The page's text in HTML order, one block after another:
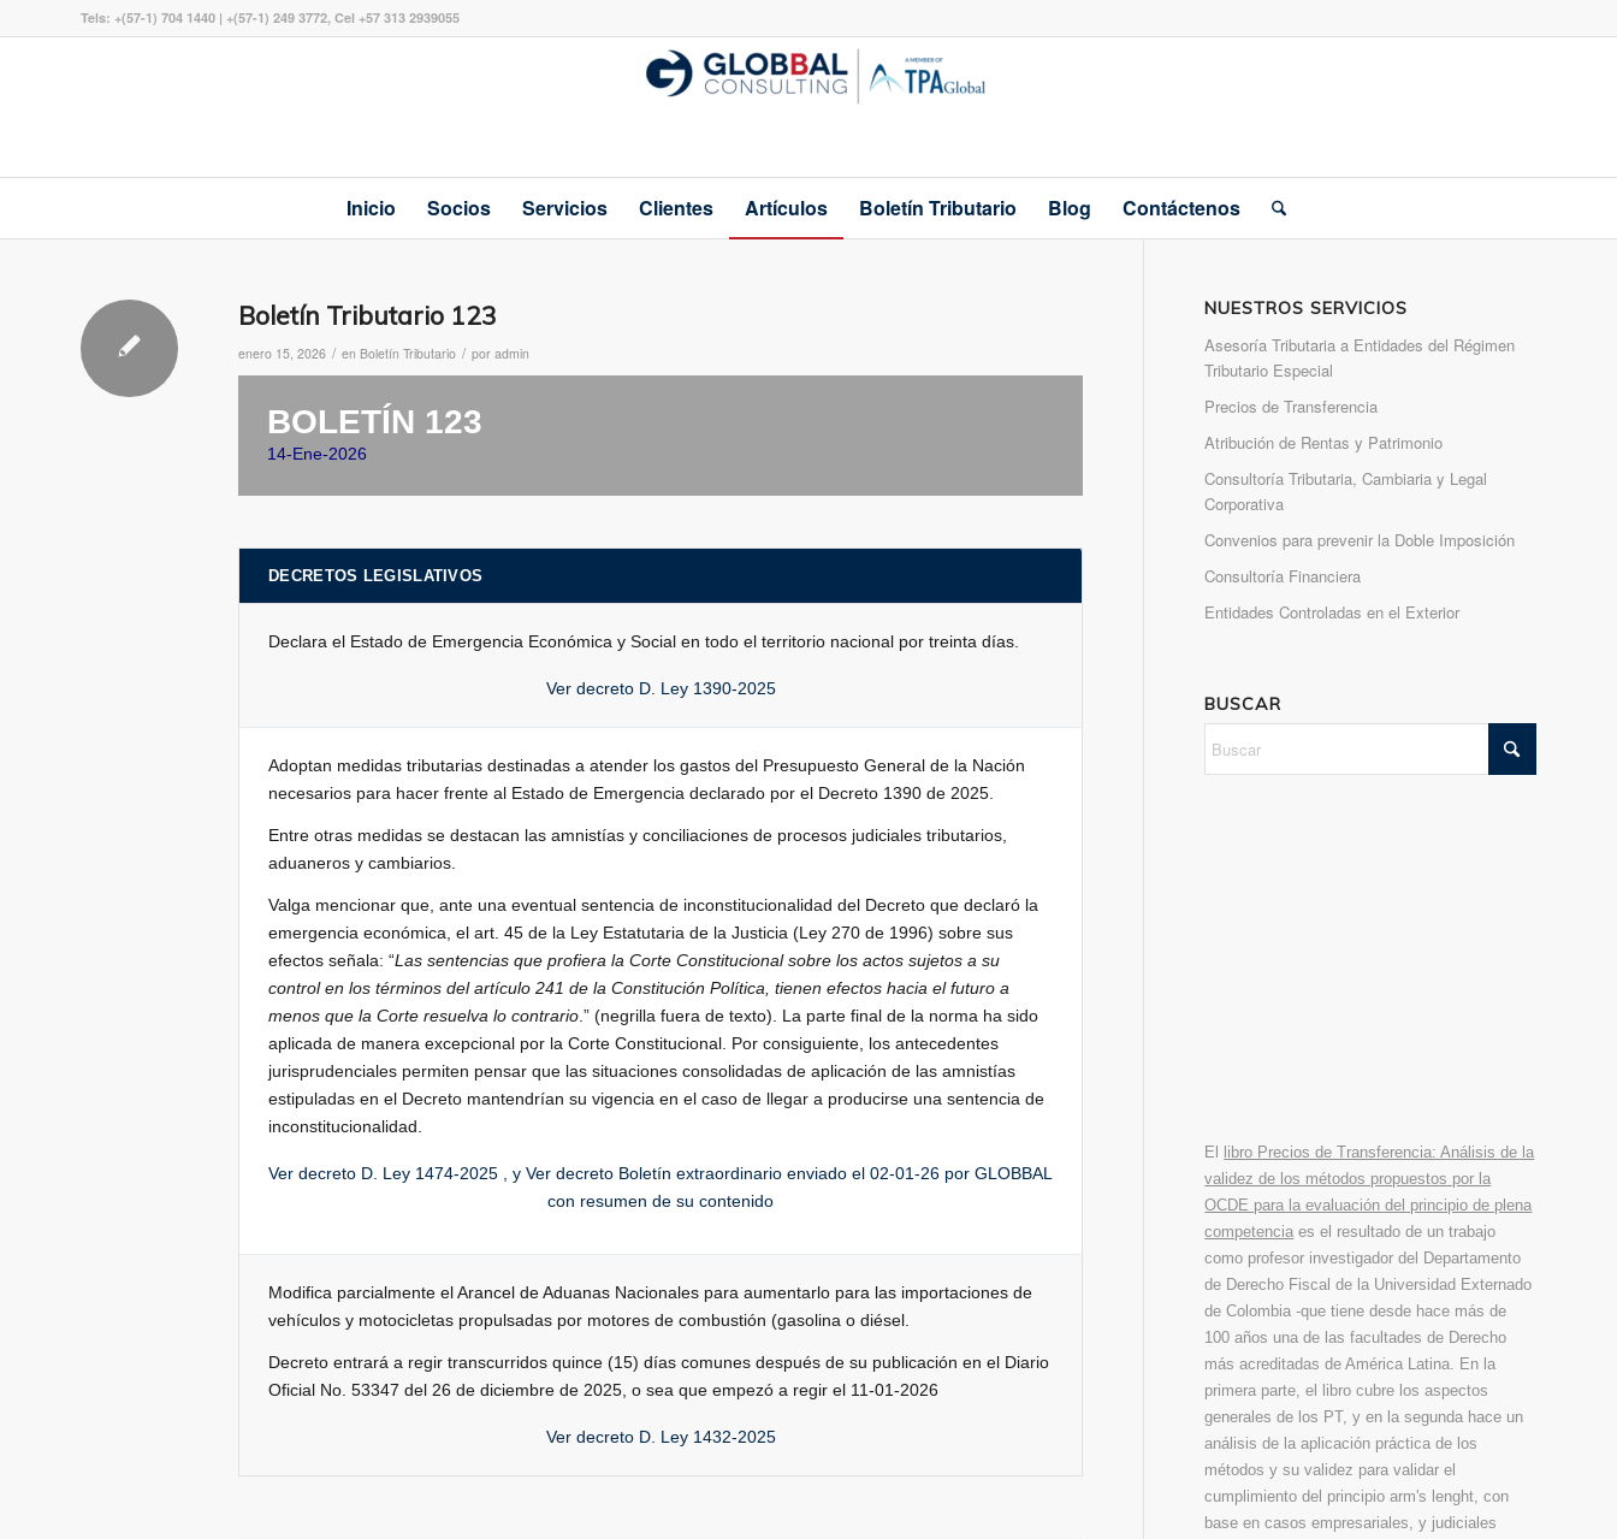
Tels: +(57-1) 704 1440 | +(57-1) 249 3772, Cel +57 313 2939055
Inicio Socios Servicios Clientes Artículos Boletín Tributario Blog Contáctenos
Boletín Tributario 123
enero 15, 2026 / en Boletín Tributario / por admin
BOLETÍN 123
14-Ene-2026
DECRETOS LEGISLATIVOS
Declara el Estado de Emergencia Económica y Social en todo el territorio nacional por treinta días.
Ver decreto D. Ley 1390-2025
Adoptan medidas tributarias destinadas a atender los gastos del Presupuesto General de la Nación
necesarios para hacer frente al Estado de Emergencia declarado por el Decreto 1390 de 2025.
Entre otras medidas se destacan las amnistías y conciliaciones de procesos judiciales tributarios,
aduaneros y cambiarios.
Valga mencionar que, ante una eventual sentencia de inconstitucionalidad del Decreto que declaró la
emergencia económica, el art. 45 de la Ley Estatutaria de la Justicia (Ley 270 de 1996) sobre sus
efectos señala: “Las sentencias que profiera la Corte Constitucional sobre los actos sujetos a su
control en los términos del artículo 241 de la Constitución Política , tienen efectos hacia el futuro a
menos que la Corte resuelva lo contrario .” (negrilla fuera de texto). La parte final de la norma ha sido
aplicada de manera excepcional por la Corte Constitucional. Por consiguiente, los antecedentes
jurisprudenciales permiten pensar que las situaciones consolidadas de aplicación de las amnistías
estipuladas en el Decreto mantendrían su vigencia en el caso de llegar a producirse una sentencia de
inconstitucionalidad.
Ver decreto D. Ley 1474-2025 , y Ver decreto Boletín extraordinario enviado el 02-01-26 por GLOBBAL
con resumen de su contenido
Modifica parcialmente el Arancel de Aduanas Nacionales para aumentarlo para las importaciones de
vehículos y motocicletas propulsadas por motores de combustión (gasolina o diésel.
Decreto entrará a regir transcurridos quince (15) días comunes después de su publicación en el Diario
Oficial No. 53347 del 26 de diciembre de 2025, o sea que empezó a regir el 11-01-2026
Ver decreto D. Ley 1432-2025
NUESTROS SERVICIOS
Asesoría Tributaria a Entidades del Régimen
Tributario Especial
Precios de Transferencia
Atribución de Rentas y Patrimonio
Consultoría Tributaria, Cambiaria y Legal
Corporativa
Convenios para prevenir la Doble Imposición
Consultoría Financiera
Entidades Controladas en el Exterior
BUSCAR
El
libro Precios de Transferencia: Análisis de la
validez de los métodos propuestos por la
OCDE para la evaluación del principio de plena
competencia es el resultado de un trabajo
como profesor investigador del Departamento
de Derecho Fiscal de la Universidad Externado
de Colombia -que tiene desde hace más de
100 años una de las facultades de Derecho
más acreditadas de América Latina. En la
primera parte, el libro cubre los aspectos
generales de los PT, y en la segunda hace un
análisis de la aplicación práctica de los
métodos y su validez para validar el
cumplimiento del principio arm's lenght, con
base en casos empresariales, y judiciales